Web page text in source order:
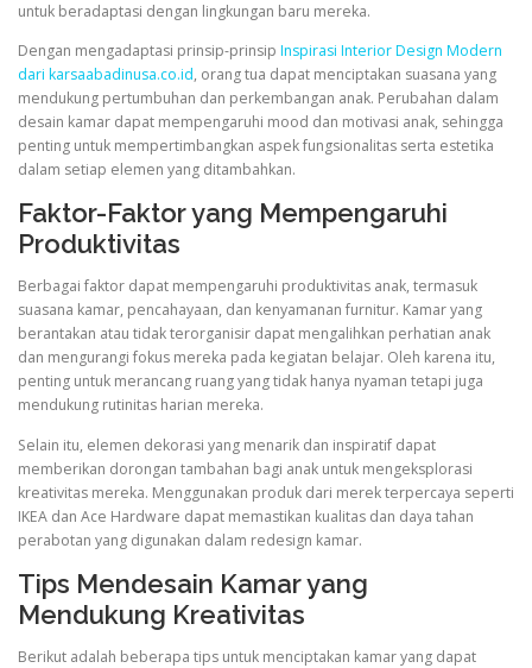
untuk beradaptasi dengan lingkungan baru mereka.
Dengan mengadaptasi prinsip-prinsip Inspirasi Interior Design Modern
dari karsaabadinusa.co.id, orang tua dapat menciptakan suasana yang
mendukung pertumbuhan dan perkembangan anak. Perubahan dalam
desain kamar dapat mempengaruhi mood dan motivasi anak, sehingga
penting untuk mempertimbangkan aspek fungsionalitas serta estetika
dalam setiap elemen yang ditambahkan.
Faktor-Faktor yang Mempengaruhi
Produktivitas
Berbagai faktor dapat mempengaruhi produktivitas anak, termasuk
suasana kamar, pencahayaan, dan kenyamanan furnitur. Kamar yang
berantakan atau tidak terorganisir dapat mengalihkan perhatian anak
dan mengurangi fokus mereka pada kegiatan belajar. Oleh karena itu,
penting untuk merancang ruang yang tidak hanya nyaman tetapi juga
mendukung rutinitas harian mereka.
Selain itu, elemen dekorasi yang menarik dan inspiratif dapat
memberikan dorongan tambahan bagi anak untuk mengeksplorasi
kreativitas mereka. Menggunakan produk dari merek terpercaya seperti
IKEA dan Ace Hardware dapat memastikan kualitas dan daya tahan
perabotan yang digunakan dalam redesign kamar.
Tips Mendesain Kamar yang
Mendukung Kreativitas
Berikut adalah beberapa tips untuk menciptakan kamar yang dapat